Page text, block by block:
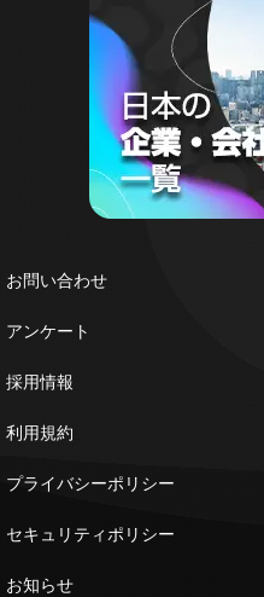
お問い合わせ
アンケート
採用情報
利用規約
プライバシーポリシー
セキュリティポリシー
お知らせ